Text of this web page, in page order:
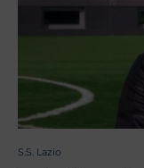
S.S. Lazio